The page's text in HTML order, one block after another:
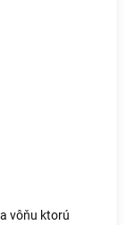
vôňu ktorú